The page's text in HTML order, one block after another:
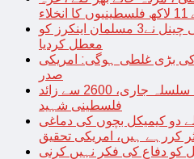
اسرائیل کے حامی امریکی چینل نے3 مسلمان اینکرز کو
معطل کردیا
کی بڑی غلطی ہوگی: امریکی
صدر
غزہ پر اسرائیلی جارحیت کا سلسلہ جاری، 2600 سے زائد
فلسطینی شہید
دو کیمیکل بچوں کی دماغی
کررہے ہیں، امریکی تحقیق
کو دفاع کی فکر نہیں کرنی